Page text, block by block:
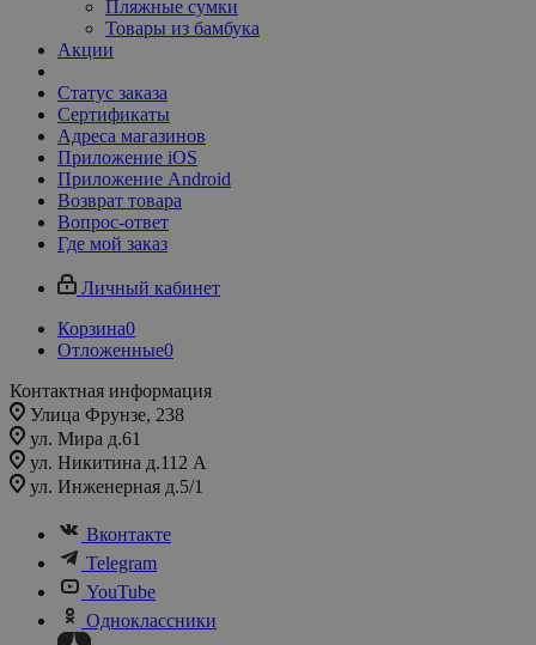
Пляжные сумки
Товары из бамбука
Акции
Статус заказа
Сертификаты
Адреса магазинов
Приложение iOS
Приложение Android
Возврат товара
Вопрос-ответ
Где мой заказ
Личный кабинет
Корзина0
Отложенные0
Контактная информация
Улица Фрунзе, 238​
ул. Мира д.61
ул. Никитина д.112 А
ул. Инженерная д.5/1
Вконтакте
Telegram
YouTube
Одноклассники